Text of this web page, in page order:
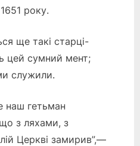
року.
ще такі старці-
цей сумний мент;
служили.
наш гетьман
з ляхами, з
Церкві замирив”,—